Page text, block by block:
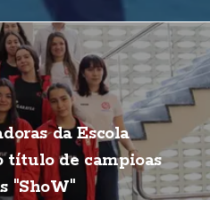
da Escola
título de campioas
"ShoW"